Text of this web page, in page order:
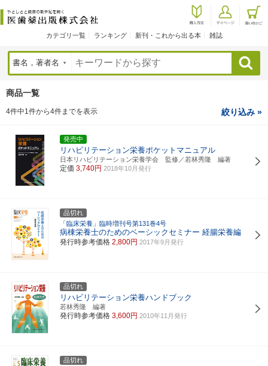
カテゴリ一覧 ランキング 新刊・これから出る本 雑誌
検索
商品一覧
4件中1件から4件までを表示 絞り込み »
発売中
リハビリテーション栄養ポケットマニュアル
日本リハビリテーション栄養学会 監修／若林秀隆 編著
定価 3,740円 2018年10月発行
品切れ
「臨床栄養」臨時増刊号第131巻4号
病棟栄養士のためのベーシックセミナー 経腸栄養編
発行時参考価格 2,800円 2017年9月発行
品切れ
リハビリテーション栄養ハンドブック
若林秀隆 編著
発行時参考価格 3,600円 2010年11月発行
品切れ